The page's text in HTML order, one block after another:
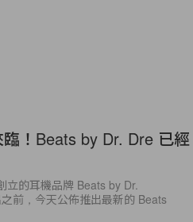
！Beats by Dr. Dre 已經
立的耳機品牌 Beats by Dr.
前，今天公佈推出最新的 Beats